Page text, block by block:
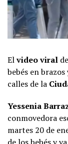
Elvideo viral
bebés en
calles de la
Yessenia
conmovedora
martes 20 de